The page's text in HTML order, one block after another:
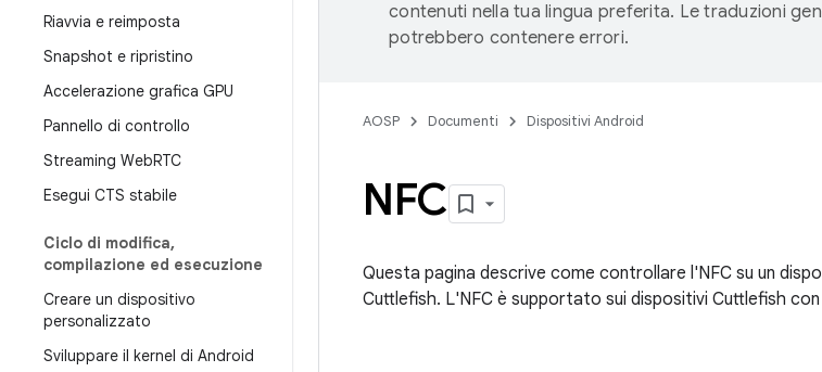
Riavvia e reimposta
Snapshot e ripristino
Accelerazione grafica GPU
Pannello di controllo
Streaming WebRTC
Esegui CTS stabile
Ciclo di modifica,
compilazione ed esecuzione
Creare un dispositivo
personalizzato
Sviluppare il kernel di Android
contenuti nella tua lingua preferita. Le traduzioni
potrebbero contenere errori.
AOSP Documenti Dispositivi Android
NFC
Questa pagina descrive come controllare l'NFC su un
Cuttlefish. L'NFC è supportato sui dispositivi Cuttlefish